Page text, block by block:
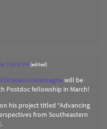
1:10:37 PM (edited)
ChristianCostamagna will be
Postdoc fellowship in March!
his project titled “Advancing
from Southeastern